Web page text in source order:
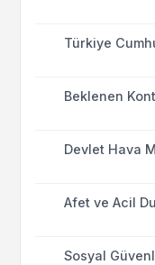
Türkiye
Beklenen
Devlet Hava
Afet ve Acil
Sosyal